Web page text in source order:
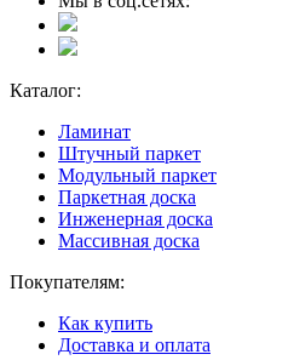
Каталог:
Ламинат
Штучный паркет
Модульный паркет
Паркетная доска
Инженерная доска
Массивная доска
Покупателям:
Как купить
Доставка и оплата